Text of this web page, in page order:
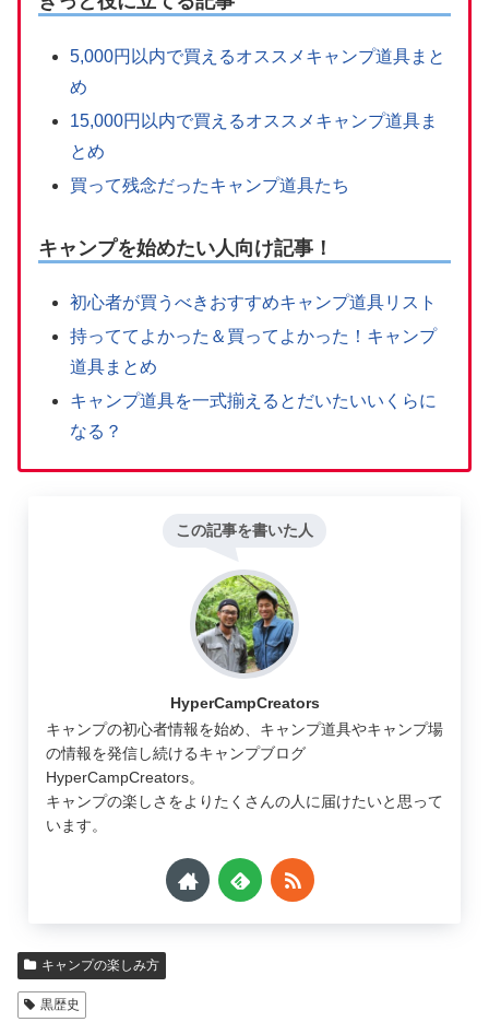
5,000円以内で買えるオススメキャンプ道具まと
め
15,000円以内で買えるオススメキャンプ道具ま
とめ
買って残念だったキャンプ道具たち
キャンプを始めたい人向け記事！
初心者が買うべきおすすめキャンプ道具リスト
持っててよかった＆買ってよかった！キャンプ
道具まとめ
キャンプ道具を一式揃えるとだいたいいくらに
なる？
この記事を書いた人
HyperCampCreators
キャンプの初心者情報を始め、キャンプ道具やキャンプ場
の情報を発信し続けるキャンプブログ
HyperCampCreators。
キャンプの楽しさをよりたくさんの人に届けたいと思って
います。
キャンプの楽しみ方
黒歴史